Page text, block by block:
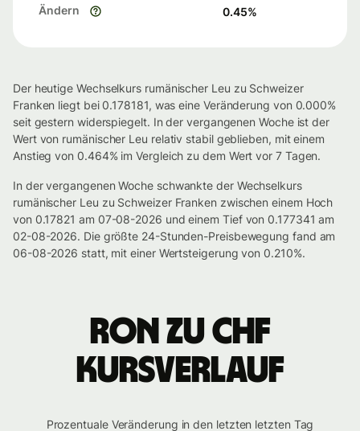
Ändern 0.45%
Der heutige Wechselkurs rumänischer Leu zu Schweizer
Franken liegt bei 0.178181, was eine Veränderung von 0.000%
seit gestern widerspiegelt. In der vergangenen Woche ist der
Wert von rumänischer Leu relativ stabil geblieben, mit einem
Anstieg von 0.464% im Vergleich zu dem Wert vor 7 Tagen.
In der vergangenen Woche schwankte der Wechselkurs
rumänischer Leu zu Schweizer Franken zwischen einem Hoch
von 0.17821 am 07-08-2026 und einem Tief von 0.177341 am
02-08-2026. Die größte 24-Stunden-Preisbewegung fand am
06-08-2026 statt, mit einer Wertsteigerung von 0.210%.
RON zu CHF
Kursverlauf
Prozentuale Veränderung in den letzten letzten Tag